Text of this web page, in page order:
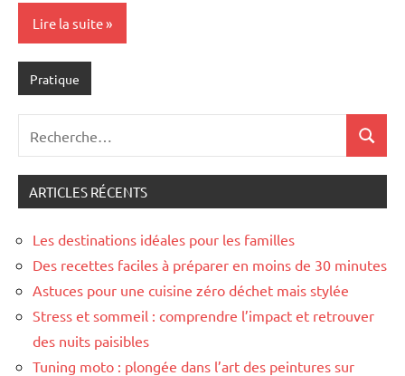
Lire la suite
Pratique
pour
:
ARTICLES RÉCENTS
Les destinations idéales pour les familles
Des recettes faciles à préparer en moins de 30 minutes
Astuces pour une cuisine zéro déchet mais stylée
Stress et sommeil : comprendre l’impact et retrouver
des nuits paisibles
Tuning moto : plongée dans l’art des peintures sur